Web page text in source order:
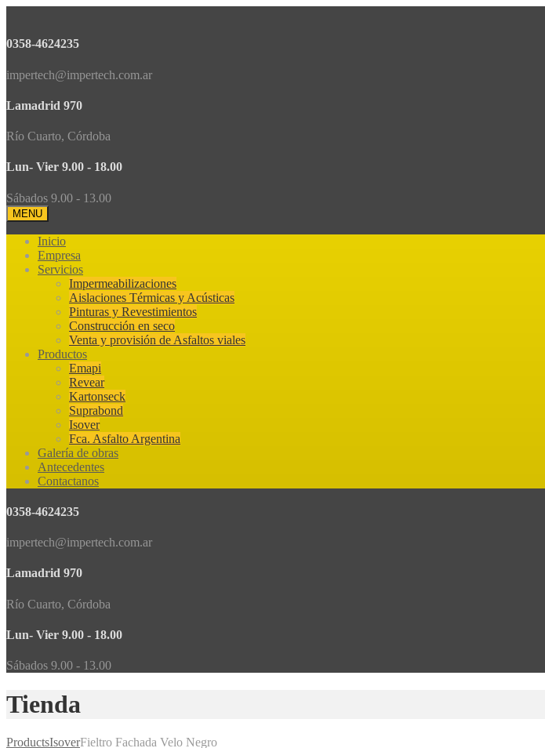
0358-4624235
impertech@impertech.com.ar
Lamadrid 970
Río Cuarto, Córdoba
Lun- Vier 9.00 - 18.00
Sábados 9.00 - 13.00
MENU
Inicio
Empresa
Servicios
Impermeabilizaciones
Aislaciones Térmicas y Acústicas
Pinturas y Revestimientos
Construcción en seco
Venta y provisión de Asfaltos viales
Productos
Emapi
Revear
Kartonseck
Suprabond
Isover
Fca. Asfalto Argentina
Galería de obras
Antecedentes
Contactanos
0358-4624235
impertech@impertech.com.ar
Lamadrid 970
Río Cuarto, Córdoba
Lun- Vier 9.00 - 18.00
Sábados 9.00 - 13.00
Tienda
ProductsIsoverFieltro Fachada Velo Negro